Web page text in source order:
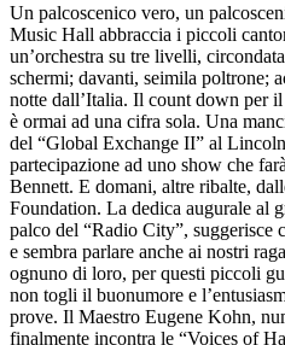
Un palcoscenico vero, un
Music Hall abbraccia i piccoli
un’orchestra su tre livelli,
schermi; davanti, seimila poltrone;
notte dall’Italia. Il count down per
è ormai ad una cifra sola. Una
del “Global Exchange II” al
partecipazione ad uno show che
Bennett. E domani, altre ribalte,
Foundation. La dedica augurale al
palco del “Radio City”, suggerisce
e sembra parlare anche ai nostri
ognuno di loro, per questi piccoli
non togli il buonumore e
prove. Il Maestro Eugene Kohn,
finalmente incontra le “Voices of